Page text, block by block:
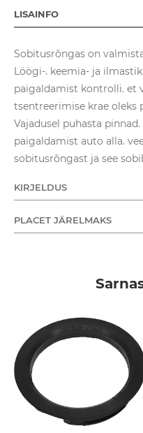
LISAINFO
Sobitusrõngas on
Löögi-. keemia- ja
paigaldamist kontrolli. et
tsentreerimise krae oleks
Vajadusel puhasta
paigaldamist auto alla.
sobitusrõngast ja see
KIRJELDUS
PLACET JÄRELMAKS